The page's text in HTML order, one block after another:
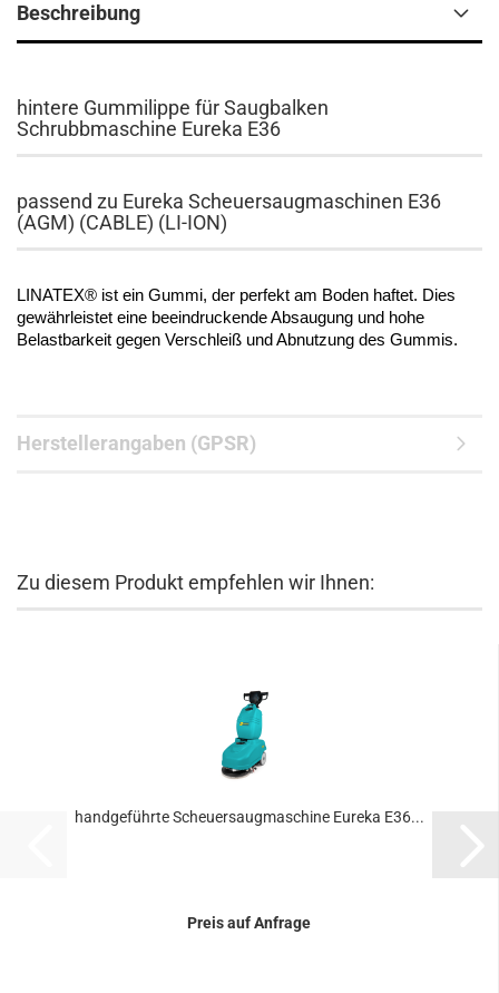
Beschreibung
hintere Gummilippe für Saugbalken
Schrubbmaschine Eureka E36
passend zu Eureka Scheuersaugmaschinen E36
(AGM) (CABLE) (LI-ION)
LINATEX® ist ein Gummi, der perfekt am Boden haftet. Dies
gewährleistet eine beeindruckende Absaugung und hohe
Belastbarkeit gegen Verschleiß und Abnutzung des Gummis.
Herstellerangaben (GPSR)
Zu diesem Produkt empfehlen wir Ihnen:
handgeführte Scheuersaugmaschine Eureka E36...
Preis auf Anfrage